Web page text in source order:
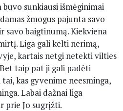
sunkiausi išmėginimai
žmogus pajunta savo
savo baigtinumą. Kiekviena
Liga gali kelti nerimą,
kartais netgi netekti vilties
taip pat ji gali padėti
kas gyvenime neesminga,
Labai dažnai liga
prie Jo sugrįžti.